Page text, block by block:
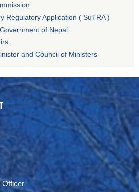
Regulatory Application ( SuTRA )
of Nepal
and Council of Ministers
Officer